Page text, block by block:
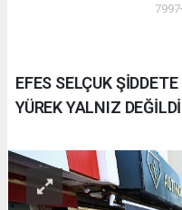
EFES SELÇUK
YÜREK YALNIZ